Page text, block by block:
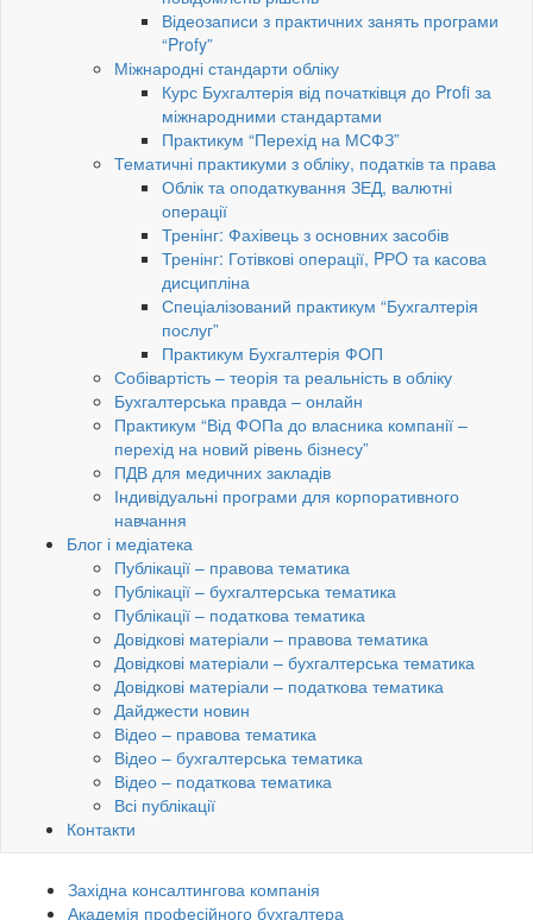
Відеозаписи з практичних занять програми
“Profy”
Міжнародні стандарти обліку
Курс Бухгалтерія від початківця до Profi за
міжнародними стандартами
Практикум “Перехід на МСФЗ”
Тематичні практикуми з обліку, податків та права
Облік та оподаткування ЗЕД, валютні
операції
Тренінг: Фахівець з основних засобів
Тренінг: Готівкові операції, PРO та касова
дисципліна
Спеціалізований практикум “Бухгалтерія
послуг”
Практикум Бухгалтерія ФОП
Собівартість – теорія та реальність в обліку
Бухгалтерська правда – онлайн
Практикум “Від ФОПа до власника компанії –
перехід на новий рівень бізнесу”
ПДВ для медичних закладів
Індивідуальні програми для корпоративного
навчання
Блог і медіатека
Публікації – правова тематика
Публікації – бухгалтерська тематика
Публікації – податкова тематика
Довідкові матеріали – правова тематика
Довідкові матеріали – бухгалтерська тематика
Довідкові матеріали – податкова тематика
Дайджести новин
Відео – правова тематика
Відео – бухгалтерська тематика
Відео – податкова тематика
Всі публікації
Контакти
Західна консалтингова компанія
Академія професійного бухгалтера